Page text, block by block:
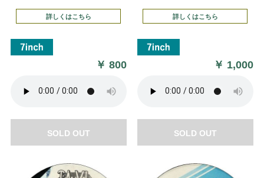
詳しくはこちら
￥800
SOLD OUT
詳しくはこちら
￥ 1,000
SOLD OUT